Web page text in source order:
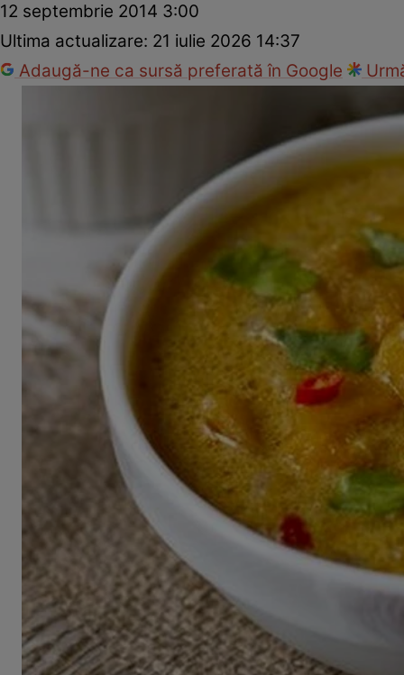
12 septembrie 2014 3:00
Ultima actualizare: 21 iulie 2026 14:37
Adaugă-ne ca sursă preferată în Google